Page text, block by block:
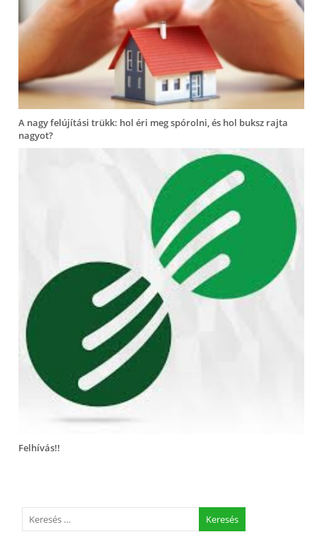
A nagy felújítási trükk: hol éri meg spórolni, és hol buksz rajta
nagyot?
Felhívás!!